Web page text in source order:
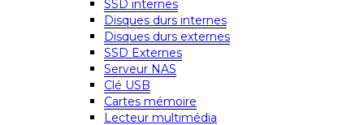
SSD internes
Disques durs internes
Disques durs externes
SSD Externes
Serveur NAS
Clé USB
Cartes mémoire
Lecteur multimédia